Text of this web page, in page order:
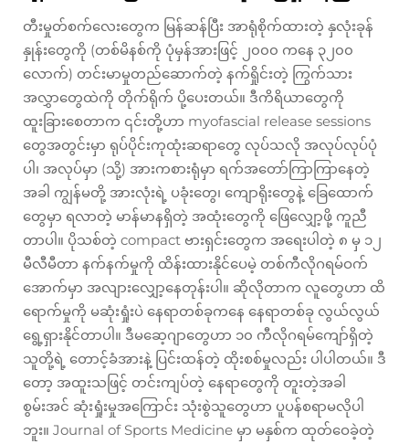
တီးမှုတ်စက်လေးတွေက မြန်ဆန်ပြီး အာရုံစိုက်ထားတဲ့ နှလုံးခုန်
နှုန်းတွေကို (တစ်မိနစ်ကို ပုံမှန်အားဖြင့် ၂၀၀၀ ကနေ ၃၂၀၀
လောက်) တင်းမာမှုတည်ဆောက်တဲ့ နက်ရှိုင်းတဲ့ ကြွက်သား
အလွှာတွေထဲကို တိုက်ရိုက် ပို့ပေးတယ်။ ဒီကိရိယာတွေကို
ထူးခြားစေတာက ၎င်းတို့ဟာ myofascial release sessions
တွေအတွင်းမှာ ရုပ်ပိုင်းကုထုံးဆရာတွေ လုပ်သလို အလုပ်လုပ်ပုံ
ပါ၊ အလုပ်မှာ (သို့) အားကစားရုံမှာ ရက်အတော်ကြာကြာနေတဲ့
အခါ ကျွန်မတို့ အားလုံးရဲ့ ပခုံးတွေ၊ ကျောရိုးတွေနဲ့ ခြေထောက်
တွေမှာ ရလာတဲ့ မာန်မာနရှိတဲ့ အထုံးတွေကို ဖြေလျှော့ဖို့ ကူညီ
တာပါ။ ပိုသစ်တဲ့ compact ဗားရှင်းတွေက အရေးပါတဲ့ ၈ မှ ၁၂
မီလီမီတာ နက်နက်မှုကို ထိန်းထားနိုင်ပေမဲ့ တစ်ကီလိုဂရမ်ဝက်
အောက်မှာ အလျားလျှော့နေတုန်းပါ။ ဆိုလိုတာက လူတွေဟာ ထိ
ရောက်မှုကို မဆုံးရှုံးပဲ နေရာတစ်ခုကနေ နေရာတစ်ခု လွယ်လွယ်
ရွေ့ရှားနိုင်တာပါ။ ဒီမဆေ့ဂျာတွေဟာ ၁၀ ကီလိုဂရမ်ကျော်ရှိတဲ့
သူတို့ရဲ့ တောင့်ခံအားနဲ့ ပြင်းထန်တဲ့ ထိုးစစ်မှုလည်း ပါပါတယ်။ ဒီ
တော့ အထူးသဖြင့် တင်းကျပ်တဲ့ နေရာတွေကို တူးတဲ့အခါ
စွမ်းအင် ဆုံးရှုံးမှုအကြောင်း သုံးစွဲသူတွေဟာ ပူပန်စရာမလိုပါ
ဘူး။ Journal of Sports Medicine မှာ မနှစ်က ထုတ်ဝေခဲ့တဲ့